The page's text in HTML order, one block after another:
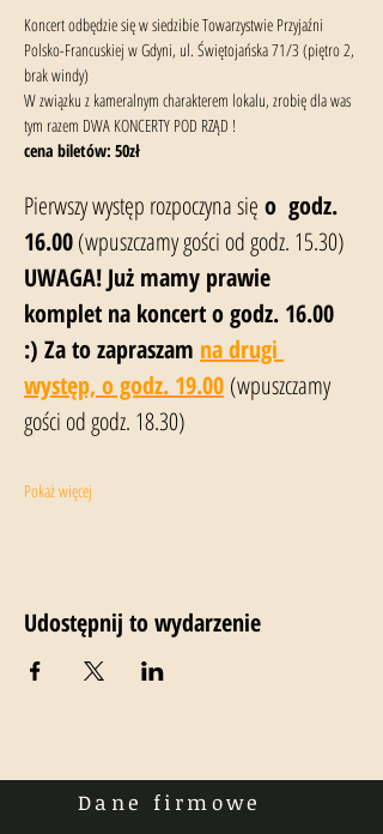
Koncert odbędzie się w siedzibie Towarzystwie Przyjaźni
Polsko-Francuskiej w Gdyni, ul. Świętojańska 71/3 (piętro 2,
brak windy)
W związku z kameralnym charakterem lokalu, zrobię dla was
tym razem DWA KONCERTY POD RZĄD !
cena biletów: 50zł
Pierwszy występ rozpoczyna się o  godz.
16.00 (wpuszczamy gości od godz. 15.30)
UWAGA! Już mamy prawie
komplet na koncert o godz. 16.00
:) Za to zapraszam na drugi
występ, o godz. 19.00 (wpuszczamy
gości od godz. 18.30)
Pokaż więcej
Udostępnij to wydarzenie
Dane firmowe